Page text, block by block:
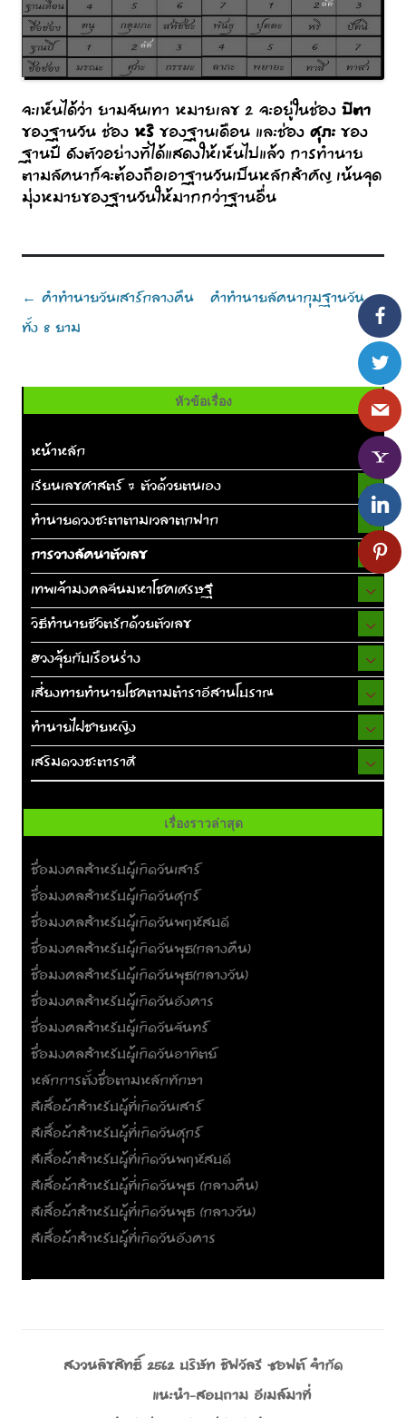
จะเห็นได้ว่า ยามจันเทา หมายเลข 2 จะอยู่ในช่องปิตา
ของฐานวัน ช่อง หริของฐานเดือน และช่องศุภะของ
ฐานปี ดังตัวอย่างที่ได้แสดงให้เห็นไปแล้ว การทำนาย
ตามลัคนาก็จะต้องถือเอาฐานวันเป็นหลักสำคัญ เน้นจุด
มุ่งหมายของฐานวันให้มากกว่าฐานอื่น
Post
navigation
← คำทำนายวันเสาร์กลางคืน
ทั้ง 8 ยาม
คำทำนายลัคนากุมฐานวัน→
หัวข้อเรื่อง
หน้าหลัก
เรียนเลขศาสตร์ 7 ตัวด้วยตนเอง
ทำนายดวงชะตาตามเวลาตกฟาก
การวางลัคนาตัวเลข
เทพเจ้ามงคลจีนมหาโชคเศรษฐี
วิธีทำนายชีวิตรักด้วยตัวเลข
ฮวงจุ้ยกับเรือนร่าง
เสี่ยงทายทำนายโชคตามตำราอีสานโบราณ
ทำนายไฝชายหญิง
เสริมดวงชะตาราศี
เรื่องราวล่าสุด
ชื่อมงคลสำหรับผู้เกิดวันเสาร์
ชื่อมงคลสำหรับผู้เกิดวันศุกร์
ชื่อมงคลสำหรับผู้เกิดวันพฤหัสบดี
ชื่อมงคลสำหรับผู้เกิดวันพุธ(กลางคืน)
ชื่อมงคลสำหรับผู้เกิดวันพุธ(กลางวัน)
ชื่อมงคลสำหรับผู้เกิดวันอังคาร
ชื่อมงคลสำหรับผู้เกิดวันจันทร์
ชื่อมงคลสำหรับผู้เกิดวันอาทิตย์
หลักการตั้งชื่อตามหลักทักษา
สีเสื้อผ้าสำหรับผู้ที่เกิดวันเสาร์
สีเสื้อผ้าสำหรับผู้ที่เกิดวันศุกร์
สีเสื้อผ้าสำหรับผู้ที่เกิดวันพฤหัสบดี
สีเสื้อผ้าสำหรับผู้ที่เกิดวันพุธ (กลางคืน)
สีเสื้อผ้าสำหรับผู้ที่เกิดวันพุธ (กลางวัน)
สีเสื้อผ้าสำหรับผู้ที่เกิดวันอังคาร
สงวนลิขสิทธิ์ 2562 บริษัท ชิฟวัลรี ซอฟต์ จำกัด
แนะนำ-สอบถาม อีเมล์มาที่